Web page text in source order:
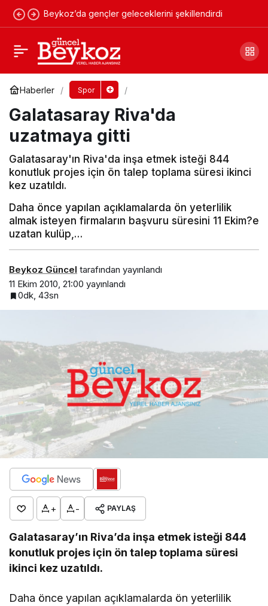
Beykoz’da gençler geleceklerini şekillendirdi
Haberler Spor
Galatasaray Riva'da
uzatmaya gitti
Galatasaray'ın Riva'da inşa etmek isteği 844
konutluk projes için ön talep toplama süresi ikinci
kez uzatıldı.
Daha önce yapılan açıklamalarda ön yeterlilik
almak isteyen firmaların başvuru süresini 11 Ekim?e
uzatan kulüp,…
Beykoz Güncel tarafından yayınlandı
11 Ekim 2010, 21:00 yayınlandı
0dk, 43sn
+ - PAYLAŞ
Galatasaray’ın Riva’da inşa etmek isteği 844
konutluk projes için ön talep toplama süresi
ikinci kez uzatıldı.
Daha önce yapılan açıklamalarda ön yeterlilik
Çubukluspor seçmelerini gerçekleştirdi
Yorum Yap Paylaş